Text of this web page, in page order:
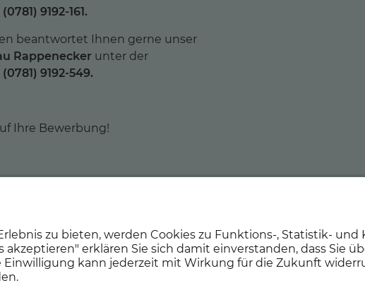
9192-161.
beantwortet Ihnen gerne unser
Rappenecker unter der
9192-549.
Ihre Bewerbung!